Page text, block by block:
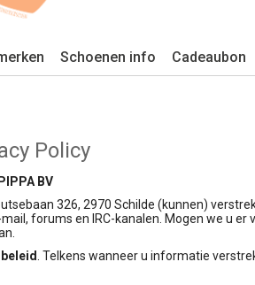
Schoenen info Cadeaubon
Policy
PIPPA BV
326, 2970 Schilde (kunnen)
forums en IRC-kanalen. Mogen we u
. Telkens wanneer u informatie